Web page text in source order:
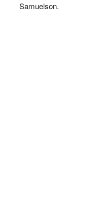
Samuelson.